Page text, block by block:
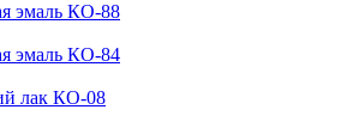
эмаль КО-88
эмаль КО-84
лак КО-08